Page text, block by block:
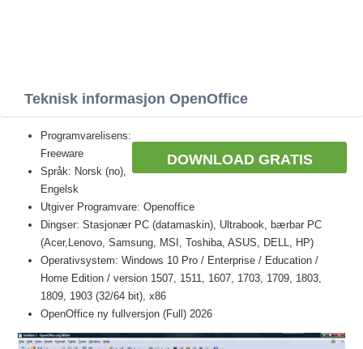
Teknisk informasjon OpenOffice
DOWNLOAD GRATIS
Programvarelisens:
Freeware
Språk: Norsk (no),
Engelsk
Utgiver Programvare: Openoffice
Dingser: Stasjonær PC (datamaskin), Ultrabook, bærbar PC
(Acer,Lenovo, Samsung, MSI, Toshiba, ASUS, DELL, HP)
Operativsystem: Windows 10 Pro / Enterprise / Education /
Home Edition / version 1507, 1511, 1607, 1703, 1709, 1803,
1809, 1903 (32/64 bit), x86
OpenOffice ny fullversjon (Full) 2026